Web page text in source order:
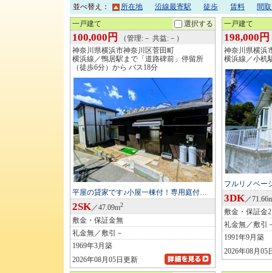
並べ替え： 所在地 沿線最寄駅 徒歩 賃料 間
一戸建て 選択する
100,000円
（管理:－ 共益:－）
神奈川県横浜市神奈川区菅田町
横浜線／鴨居駅まで「道路碑前」停留所
（徒歩6分）から バス18分
平屋の貸家です♪小屋一棟付！専用庭付…
2SK／47.09m2
敷金・保証金無
礼金無／敷引－
1969年3月築
2026年08月05日更新
一戸建て
198,000円
神奈川県横浜
横浜線／小机
フルリノベー
3DK／
敷金・保証金
礼金無／敷引
1991年9月築
2026年08月05